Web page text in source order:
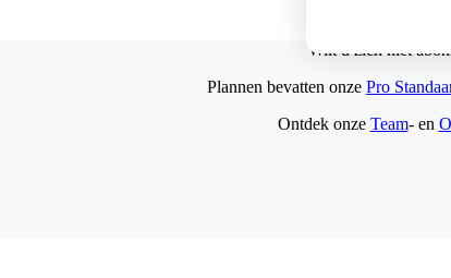
Wilt u zich niet
Plannen bevatten onze Pro
Ontdek onze Team- en